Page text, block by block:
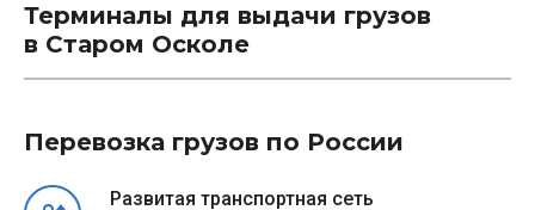
Терминалы для выдачи грузов
в Старом Осколе
Перевозка грузов по России
Развитая транспортная сеть